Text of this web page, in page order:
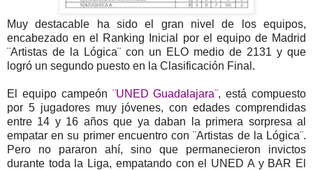
Muy destacable ha sido el gran nivel de los equipos,
encabezado en el Ranking Inicial por el equipo de Madrid
¨Artistas de la Lógica¨ con un ELO medio de 2131 y que
logró un segundo puesto en la Clasificación Final.
El equipo campeón ¨UNED Guadalajara¨, está compuesto
por 5 jugadores muy jóvenes, con edades comprendidas
entre 14 y 16 años que ya daban la primera sorpresa al
empatar en su primer encuentro con ¨Artistas de la Lógica¨.
Pero no pararon ahí, sino que permanecieron invictos
durante toda la Liga, empatando con el UNED A y BAR El